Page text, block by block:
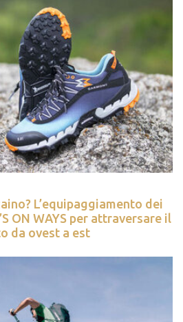
L’equipaggiamento dei
ON WAYS per attraversare il
da ovest a est